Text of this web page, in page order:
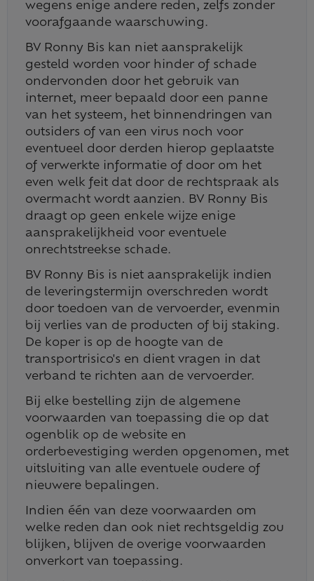
wegens enige andere reden, zelfs zonder
voorafgaande waarschuwing.
BV Ronny Bis kan niet aansprakelijk
gesteld worden voor hinder of schade
ondervonden door het gebruik van
internet, meer bepaald door een panne
van het systeem, het binnendringen van
outsiders of van een virus noch voor
eventueel door derden hierop geplaatste
of verwerkte informatie of door om het
even welk feit dat door de rechtspraak als
overmacht wordt aanzien. BV Ronny Bis
draagt op geen enkele wijze enige
aansprakelijkheid voor eventuele
onrechtstreekse schade.
BV Ronny Bis is niet aansprakelijk indien
de leveringstermijn overschreden wordt
door toedoen van de vervoerder, evenmin
bij verlies van de producten of bij staking.
De koper is op de hoogte van de
transportrisico's en dient vragen in dat
verband te richten aan de vervoerder.
Bij elke bestelling zijn de algemene
voorwaarden van toepassing die op dat
ogenblik op de website en
orderbevestiging werden opgenomen, met
uitsluiting van alle eventuele oudere of
nieuwere bepalingen.
Indien één van deze voorwaarden om
welke reden dan ook niet rechtsgeldig zou
blijken, blijven de overige voorwaarden
onverkort van toepassing.